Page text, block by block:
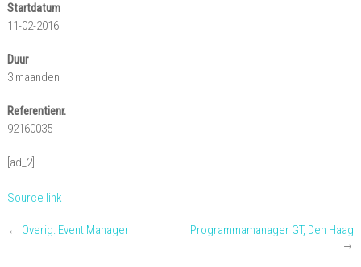
Startdatum
11-02-2016
Duur
3 maanden
Referentienr.
92160035
[ad_2]
Source link
← Overig: Event Manager
Programmamanager GT, Den Haag
→